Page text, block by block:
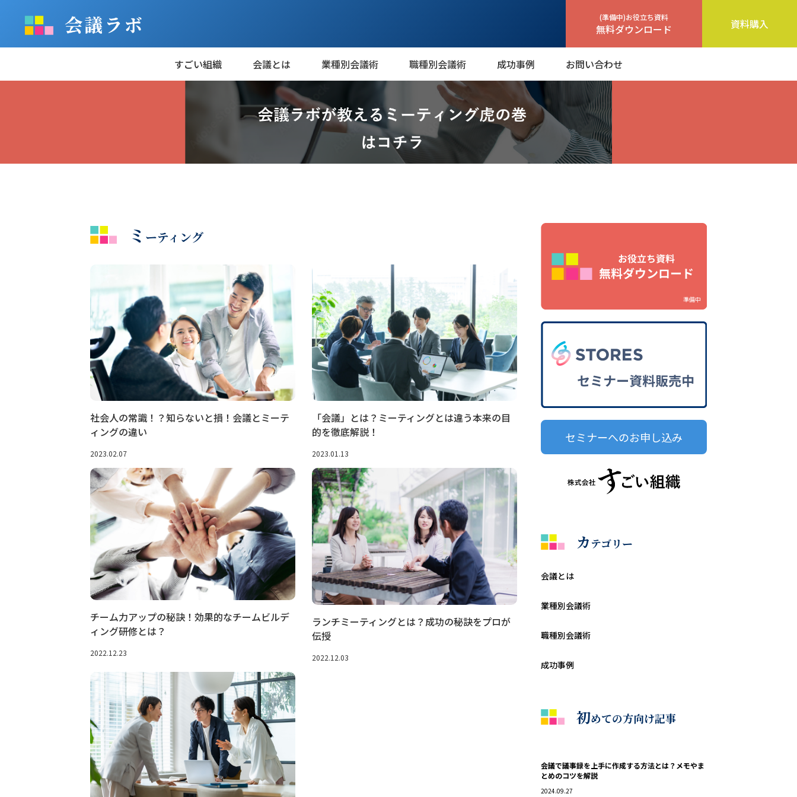
(準備中)お役立ち資料
無料ダウンロード 資料購入
すごい組織 会議とは 業種別会議術 職種別会議術 成功事例 お問い合わせ
ミ ーティング
社会人の常識！？知らないと損！会議とミーテ
ィングの違い
2023.02.07
「会議」とは？ミーティングとは違う本来の目
的を徹底解説！
2023.01.13
チーム力アップの秘訣！効果的なチームビルデ
ィング研修とは？
2022.12.23
ランチミーティングとは？成功の秘訣をプロが
伝授
2022.12.03
準備中
セミナーへのお申し込み
カテゴリー
会議とは
業種別会議術
職種別会議術
成功事例
初めての方向け記事
会議で議事録を上手に作成する方法とは？メモやま
とめのコツを解説
2024.09.27